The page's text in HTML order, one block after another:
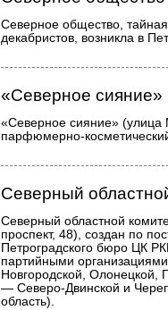
Северное общество,
декабристов, возникла в
«Северное сияние»
«Северное сияние» (улица
парфюмерно-
Северный
Северный областной
проспект, 48), создан по
Петроградского бюро ЦК
партийными
Новгородской, Олонецкой,
— Северо-Двинской и
область).